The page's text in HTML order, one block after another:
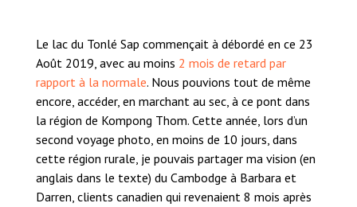
Le lac du Tonlé Sap commençait à débordé en ce 23
Août 2019, avec au moins 2 mois de retard par
rapport à la normale. Nous pouvions tout de même
encore, accéder, en marchant au sec, à ce pont dans
la région de Kompong Thom. Cette année, lors d’un
second voyage photo, en moins de 10 jours, dans
cette région rurale, je pouvais partager ma vision (en
anglais dans le texte) du Cambodge à Barbara et
Darren, clients canadien qui revenaient 8 mois après